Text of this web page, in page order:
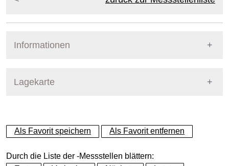
Informationen
Lagekarte
+
−
Als Favorit speichern Als Favorit entfernen
Durch die Liste der -Messstellen blättern: